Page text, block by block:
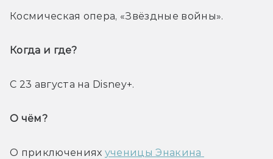
Космическая опера, «Звёздные войны».
Когда и где?
С 23 августа на Disney+.
О чём?
О приключениях ученицы Энакина